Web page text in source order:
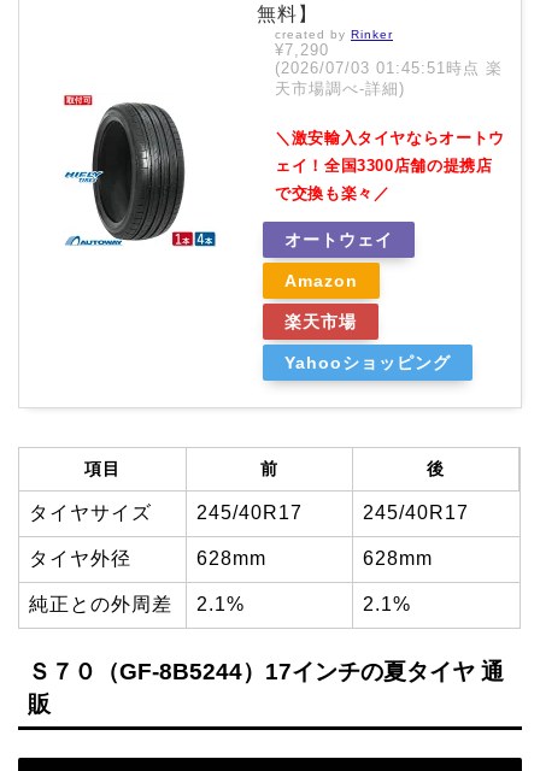
無料】
created by Rinker
¥7,290
(2026/07/03 01:45:51時点 楽
天市場調べ-詳細)
＼激安輸入タイヤならオートウ
ェイ！全国3300店舗の提携店
で交換も楽々／
オートウェイ
Amazon
楽天市場
Yahooショッピング
項目 前 後
タイヤサイズ 245/40R17 245/40R17
タイヤ外径 628mm 628mm
純正との外周差 2.1% 2.1%
Ｓ７０（GF-8B5244）17インチの夏タイヤ 通
販